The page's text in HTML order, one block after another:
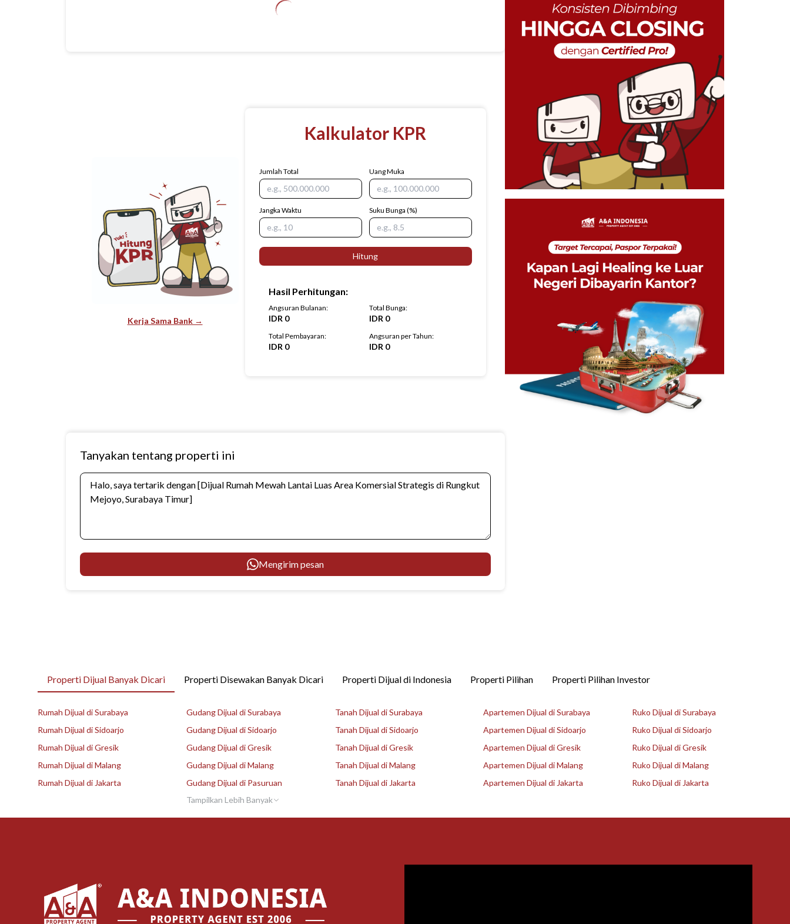
Tanyakan tentang properti ini
Mengirim pesan
Kerja Sama Bank →
Kalkulator KPR
Jumlah Total Uang Muka
Jangka Waktu Suku Bunga (%)
Hitung
Hasil Perhitungan:
Angsuran Bulanan:
IDR 0
Total Bunga:
IDR 0
Total Pembayaran:
IDR 0
Angsuran per Tahun:
IDR 0
Properti Dijual Banyak Dicari Properti Disewakan Banyak Dicari Properti Dijual di Indonesia Properti Pilihan Properti Pilihan Investor
Rumah Dijual di Surabaya
Rumah Dijual di Sidoarjo
Rumah Dijual di Gresik
Rumah Dijual di Malang
Rumah Dijual di Jakarta
Gudang Dijual di Surabaya
Gudang Dijual di Sidoarjo
Gudang Dijual di Gresik
Gudang Dijual di Malang
Gudang Dijual di Pasuruan
Tampilkan Lebih Banyak
Tanah Dijual di Surabaya
Tanah Dijual di Sidoarjo
Tanah Dijual di Gresik
Tanah Dijual di Malang
Tanah Dijual di Jakarta
Apartemen Dijual di Surabaya
Apartemen Dijual di Sidoarjo
Apartemen Dijual di Gresik
Apartemen Dijual di Malang
Apartemen Dijual di Jakarta
Ruko Dijual di Surabaya
Ruko Dijual di Sidoarjo
Ruko Dijual di Gresik
Ruko Dijual di Malang
Ruko Dijual di Jakarta